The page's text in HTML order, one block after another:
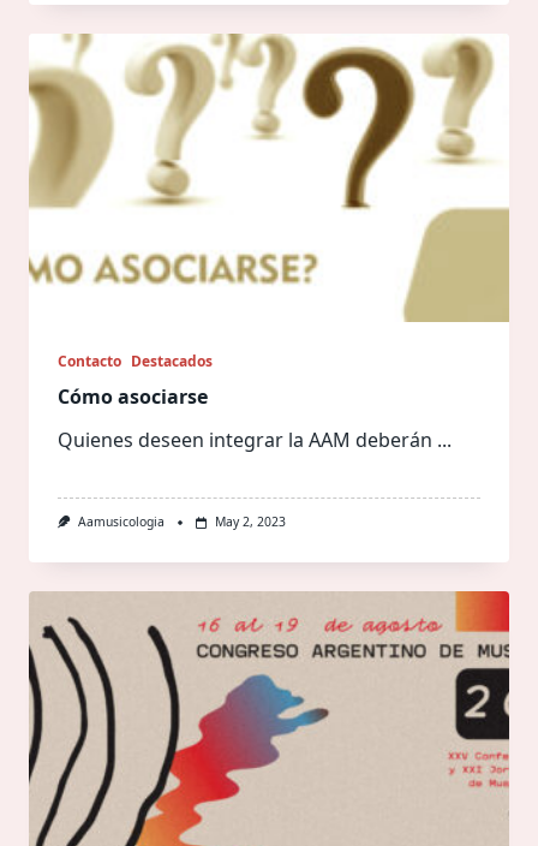
Contacto Destacados
Cómo asociarse
Quienes deseen integrar la AAM deberán ...
Aamusicologia May 2, 2023